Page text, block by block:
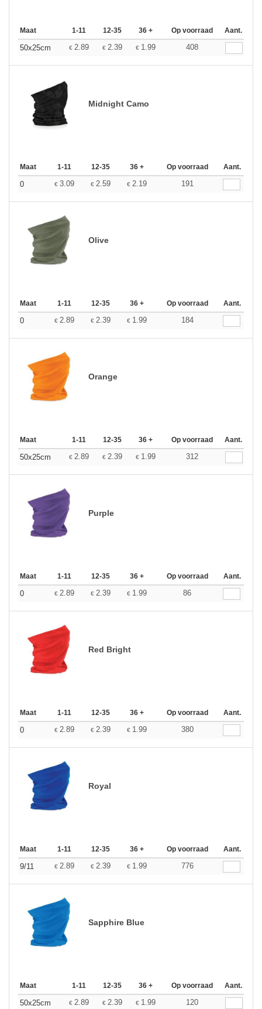
Maat 1-11 12-35 36 + Op voorraad Aant.
50x25cm € 2.89 € 2.39 € 1.99 408
Midnight Camo
Maat 1-11 12-35 36 + Op voorraad Aant.
0 € 3.09 € 2.59 € 2.19 191
Olive
Maat 1-11 12-35 36 + Op voorraad Aant.
0 € 2.89 € 2.39 € 1.99 184
Orange
Maat 1-11 12-35 36 + Op voorraad Aant.
50x25cm € 2.89 € 2.39 € 1.99 312
Purple
Maat 1-11 12-35 36 + Op voorraad Aant.
0 € 2.89 € 2.39 € 1.99 86
Red Bright
Maat 1-11 12-35 36 + Op voorraad Aant.
0 € 2.89 € 2.39 € 1.99 380
Royal
Maat 1-11 12-35 36 + Op voorraad Aant.
9/11 € 2.89 € 2.39 € 1.99 776
Sapphire Blue
Maat 1-11 12-35 36 + Op voorraad Aant.
50x25cm € 2.89 € 2.39 € 1.99 120